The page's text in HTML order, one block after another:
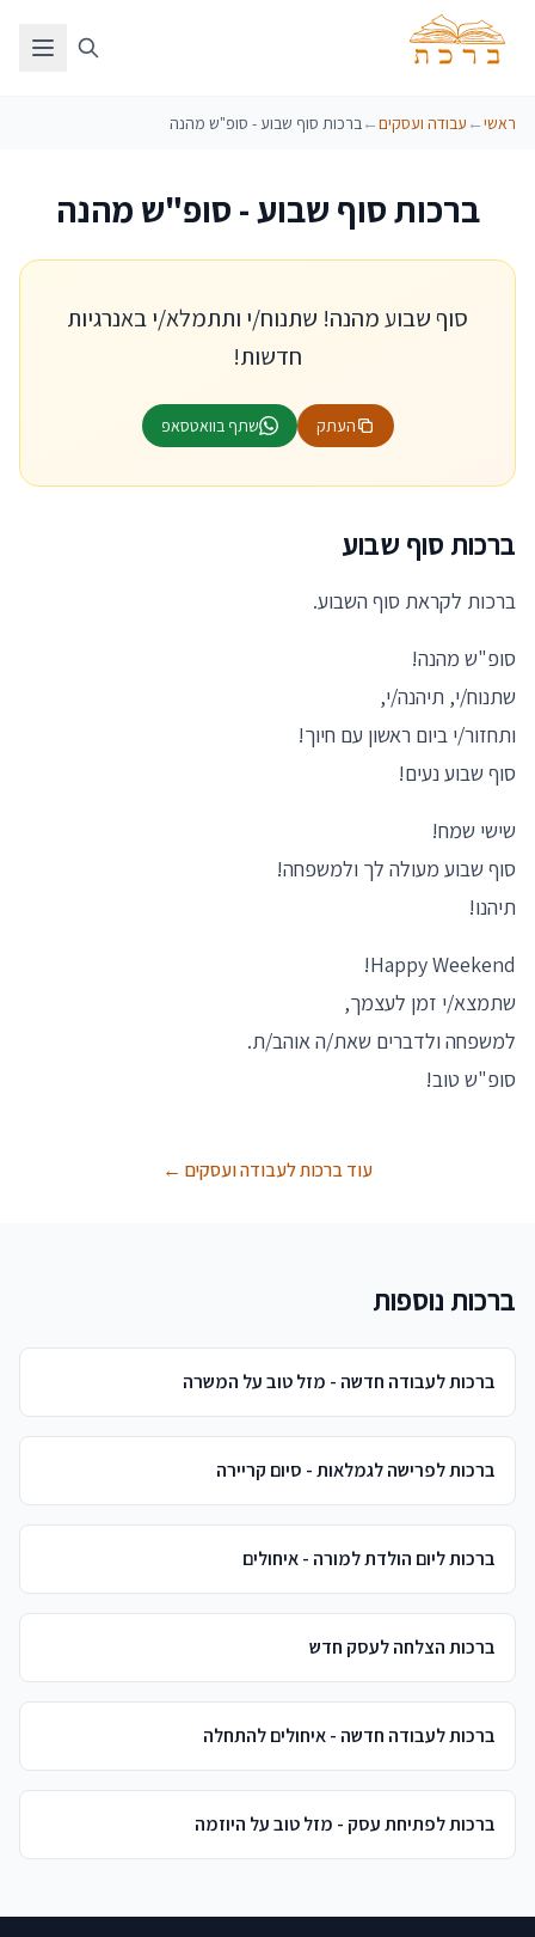
ראשי← עבודה ועסקים←ברכות סוף שבוע - סופ"ש מהנה
ברכות סוף שבוע - סופ"ש מהנה
סוף שבוע מהנה! שתנוח/י ותתמלא/י באנרגיות
חדשות!
העתק שתף בוואטסאפ
ברכות סוף שבוע
ברכות לקראת סוף השבוע.
סופ"ש מהנה!
שתנוח/י, תיהנה/י,
ותחזור/י ביום ראשון עם חיוך!
סוף שבוע נעים!
שישי שמח!
סוף שבוע מעולה לך ולמשפחה!
תיהנו!
Happy Weekend!
שתמצא/י זמן לעצמך,
למשפחה ולדברים שאת/ה אוהב/ת.
סופ"ש טוב!
עוד ברכות לעבודה ועסקים ←
ברכות נוספות
ברכות לעבודה חדשה - מזל טוב על המשרה
ברכות לפרישה לגמלאות - סיום קריירה
ברכות ליום הולדת למורה - איחולים
ברכות הצלחה לעסק חדש
ברכות לעבודה חדשה - איחולים להתחלה
ברכות לפתיחת עסק - מזל טוב על היוזמה